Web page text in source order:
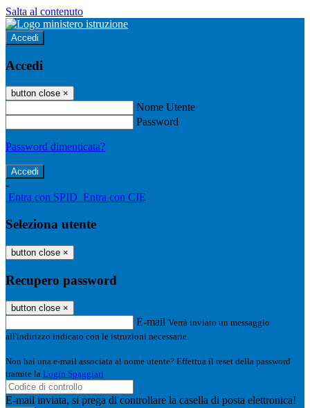
Salta al contenuto
Accedi
Accedi
button close ×
Nome Utente
Password
Password dimenticata?
-
Entra con SPID Entra con CIE
Seleziona utente
button close ×
Recupero password
button close ×
E-mail Verrà inviato un messaggio
all'indirizzo indicato con le istruzioni necessarie.
Non hai una e-mail associata al nome utente? Effettua il reset della password
tramite la Login Spaggiari
E-mail inviata, si prega di controllare la casella di posta elettronica!